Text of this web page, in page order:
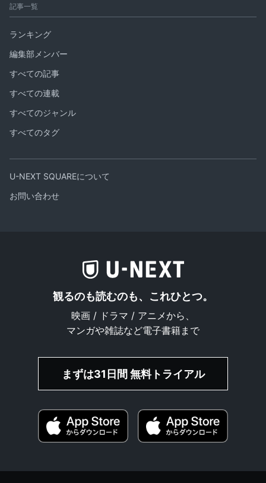
記事一覧
ランキング
編集部メンバー
すべての記事
すべての連載
すべてのジャンル
すべてのタグ
U-NEXT SQUAREについて
お問い合わせ
観るのも読むのも、これひとつ。
映画 / ドラマ / アニメから、
マンガや雑誌など電子書籍まで
まずは31日間 無料トライアル